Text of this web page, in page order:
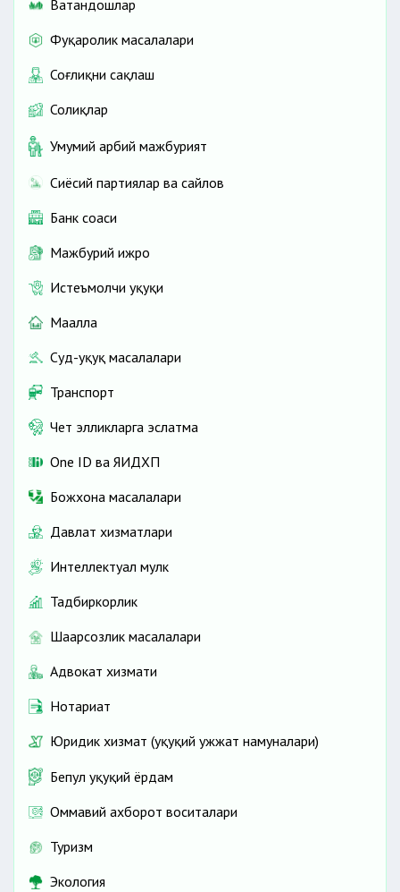
Ватандошлар
Фуқаролик масалалари
Соғлиқни сақлаш
Солиқлар
Умумий ҳарбий мажбурият
Сиёсий партиялар ва сайлов
Банк соҳаси
Мажбурий ижро
Истеъмолчи ҳуқуқи
Маҳалла
Суд-ҳуқуқ масалалари
Транспорт
Чет элликларга эслатма
One ID ва ЯИДХП
Божхона масалалари
Давлат хизматлари
Интеллектуал мулк
Тадбиркорлик
Шаҳарсозлик масалалари
Адвокат хизмати
Нотариат
Юридик хизмат (ҳуқуқий ҳужжат намуналари)
Бепул ҳуқуқий ёрдам
Оммавий ахборот воситалари
Туризм
Экология